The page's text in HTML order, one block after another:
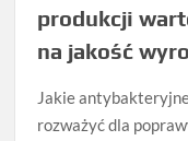
produkcji
na jakość
Jakie
rozważyć dla